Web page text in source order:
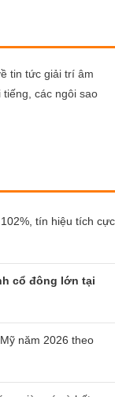
tin tức giải trí âm
các ngôi sao
tín hiệu tích cực
cổ đông lớn tại
năm 2026 theo